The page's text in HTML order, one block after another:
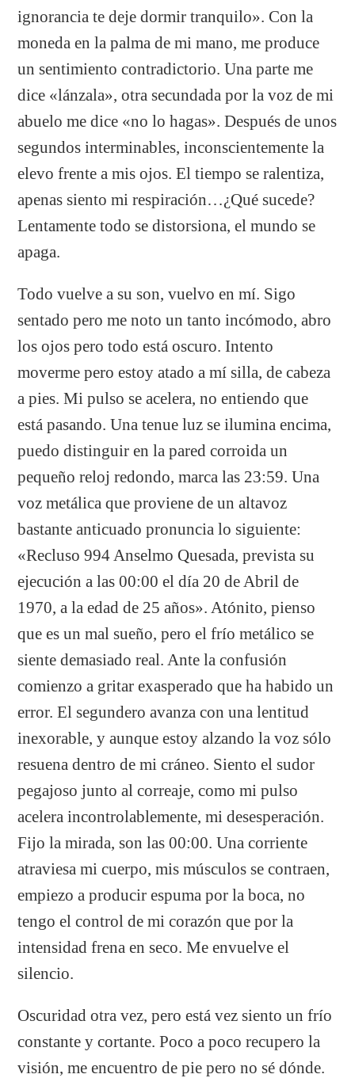
ignorancia te deje dormir tranquilo». Con la
moneda en la palma de mi mano, me produce
un sentimiento contradictorio. Una parte me
dice «lánzala», otra secundada por la voz de mi
abuelo me dice «no lo hagas». Después de unos
segundos interminables, inconscientemente la
elevo frente a mis ojos. El tiempo se ralentiza,
apenas siento mi respiración…¿Qué sucede?
Lentamente todo se distorsiona, el mundo se
apaga.
Todo vuelve a su son, vuelvo en mí. Sigo
sentado pero me noto un tanto incómodo, abro
los ojos pero todo está oscuro. Intento
moverme pero estoy atado a mí silla, de cabeza
a pies. Mi pulso se acelera, no entiendo que
está pasando. Una tenue luz se ilumina encima,
puedo distinguir en la pared corroida un
pequeño reloj redondo, marca las 23:59. Una
voz metálica que proviene de un altavoz
bastante anticuado pronuncia lo siguiente:
«Recluso 994 Anselmo Quesada, prevista su
ejecución a las 00:00 el día 20 de Abril de
1970, a la edad de 25 años». Atónito, pienso
que es un mal sueño, pero el frío metálico se
siente demasiado real. Ante la confusión
comienzo a gritar exasperado que ha habido un
error. El segundero avanza con una lentitud
inexorable, y aunque estoy alzando la voz sólo
resuena dentro de mi cráneo. Siento el sudor
pegajoso junto al correaje, como mi pulso
acelera incontrolablemente, mi desesperación.
Fijo la mirada, son las 00:00. Una corriente
atraviesa mi cuerpo, mis músculos se contraen,
empiezo a producir espuma por la boca, no
tengo el control de mi corazón que por la
intensidad frena en seco. Me envuelve el
silencio.
Oscuridad otra vez, pero está vez siento un frío
constante y cortante. Poco a poco recupero la
visión, me encuentro de pie pero no sé dónde.